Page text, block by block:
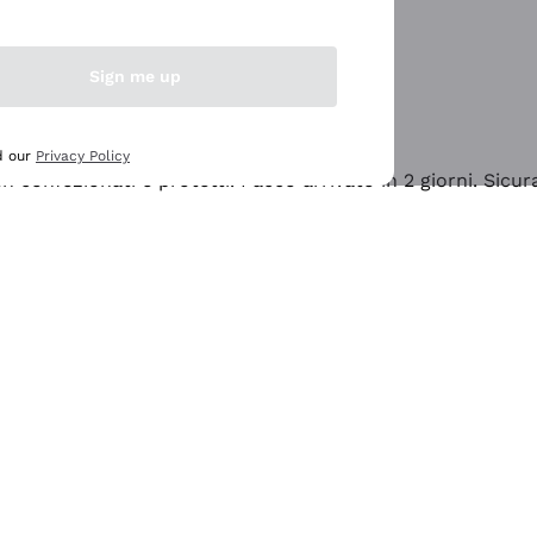
confezionati e protetti. Pacco arrivato in 2 giorni.
Sign me up
our Privacy Policy